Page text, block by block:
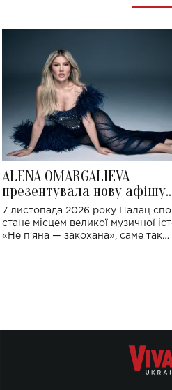
ALENA OMARGALIEVA
презентувала нову афішу
великого концерту в
спорту
7 листопада 2026 року Палац
стане місцем великої музичної
«Не пʼяна — закохана», саме так